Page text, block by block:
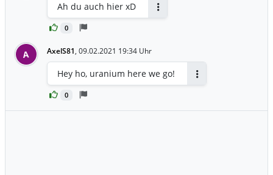
0
Ah du auch hier xD
A AxelS81, 09.02.2021 19:34 Uhr
0
Hey ho, uranium here we go!